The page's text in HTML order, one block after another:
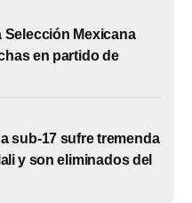
Selección Mexicana
en partido de
sub-17 sufre tremenda
y son eliminados del